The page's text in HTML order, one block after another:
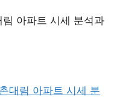
아파트 시세 분석과
대림 아파트 시세 분